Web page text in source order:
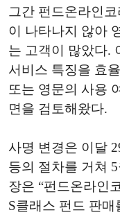
그간 펀드온라인
이 나타나지 않아
는 고객이 많았다.
서비스 특징을 효
또는 영문의 사용
면을 검토해왔다.
사명 변경은 이달
등의 절차를 거쳐
장은 “펀드온라인
S클래스 펀드 판